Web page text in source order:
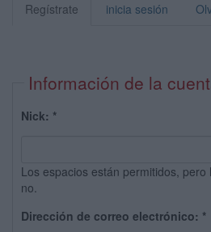
Regístrate inicia sesión
Información de la
Nick: *
Los espacios están permitidos,
no.
Dirección de correo electrónico: *